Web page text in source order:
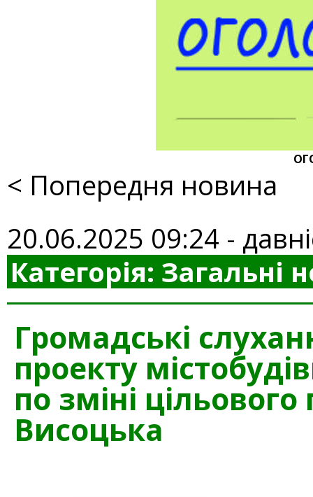
< Попередня новина
20.06.2025 09:24 -
Категорія: Загальні
Громадські
проекту
по зміні
Висоцька